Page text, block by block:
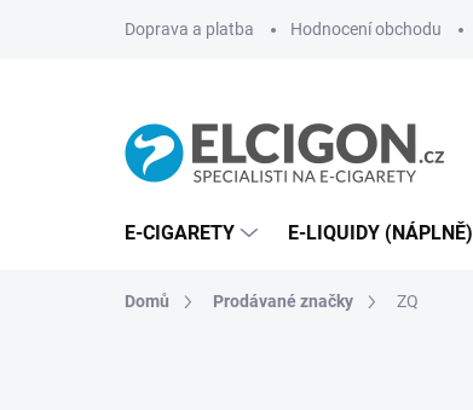
Doprava a platba Hodnocení obchodu
E-CIGARETY E-LIQUIDY (NÁPLNĚ)
Domů Prodávané značky ZQ